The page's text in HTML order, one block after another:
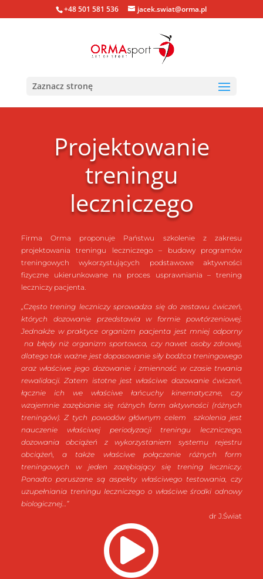
+48 501 581 536 jacek.swiat@orma.pl
Zaznacz stronę
Projektowanie
treningu
leczniczego
Firma Orma proponuje Państwu szkolenie z zakresu
projektowania treningu leczniczego – budowy programów
treningowych wykorzystujących podstawowe aktywności
fizyczne ukierunkowane na proces usprawniania – trening
leczniczy pacjenta.
„Często trening leczniczy sprowadza się do zestawu ćwiczeń,
których dozowanie przedstawia w formie powtórzeniowej.
Jednakże w praktyce organizm pacjenta jest mniej odporny
na błędy niż organizm sportowca, czy nawet osoby zdrowej,
dlatego tak ważne jest dopasowanie siły bodźca treningowego
oraz właściwe jego dozowanie i zmienność w czasie trwania
rewalidacji. Zatem istotne jest właściwe dozowanie ćwiczeń,
łącznie ich we właściwe łańcuchy kinematyczne, czy
wzajemnie zazębianie się różnych form aktywności (różnych
treningów). Z tych powodów głównym celem szkolenia jest
nauczenie właściwej periodyzacji treningu leczniczego,
dozowania obciążeń z wykorzystaniem systemu rejestru
obciążeń, a także właściwe połączenie różnych form
treningowych w jeden zazębiający się trening leczniczy.
Ponadto poruszane są aspekty właściwego testowania, czy
uzupełniania treningu leczniczego o właściwe środki odnowy
biologicznej…”
dr J.Świat
